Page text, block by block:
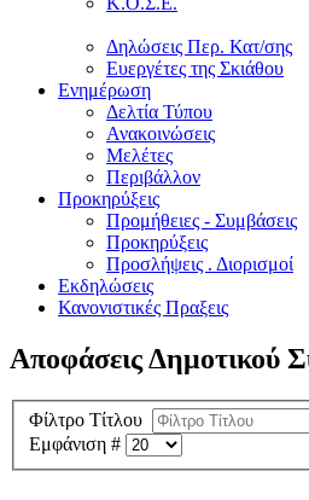
Δηλώσεις Περ. Κατ/σης
Ευεργέτες της Σκιάθου
Ενημέρωση
Δελτία Τύπου
Ανακοινώσεις
Μελέτες
Περιβάλλον
Προκηρύξεις
Προμήθειες - Συμβάσεις
Προκηρύξεις
Προσλήψεις . Διορισμοί
Εκδηλώσεις
Κανονιστικές Πραξεις
Αποφάσεις Δημοτικού
Φίλτρο Τίτλου
Εμφάνιση #